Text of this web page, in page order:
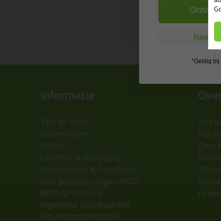
Bekijken
Informatie
Tips en tricks
Keuzehulpen
Acties
Levertijd & Bezorging
Retourneren & Annuleren
Veel gestelde vragen (FAQ)
Bestelprocedure
Algemene voorwaarden
Kitcentrum berichten
Wie
Over
Nee, ik
*Geldig bij